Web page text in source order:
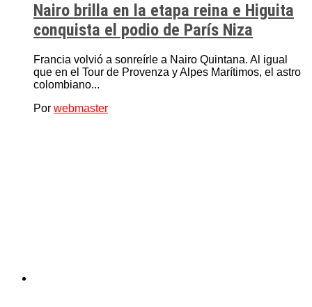
Nairo brilla en la etapa reina e Higuita
conquista el podio de París Niza
Francia volvió a sonreírle a Nairo Quintana. Al igual
que en el Tour de Provenza y Alpes Marítimos, el astro
colombiano...
Por webmaster